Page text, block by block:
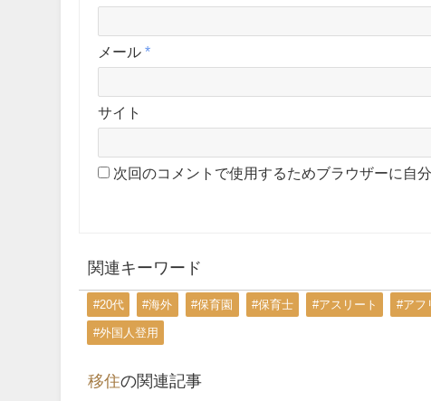
メール*
サイト
次回のコメントで使用するためブラウザーに自
関連キーワード
#20代 #海外 #保育園 #保育士 #アスリート #アフ
#外国人登用
移住の関連記事